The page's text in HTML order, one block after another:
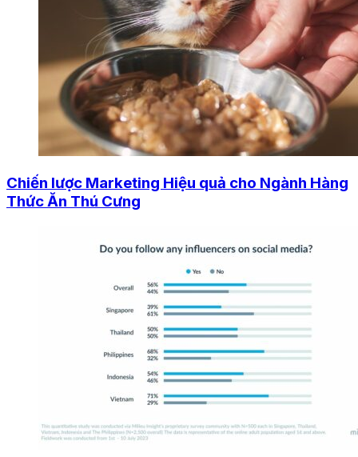
Chiến lược Marketing Hiệu quả cho Ngành Hàng
Thức Ăn Thú Cưng